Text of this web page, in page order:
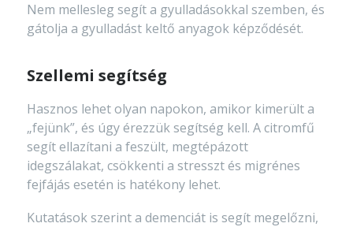
Nem mellesleg segít a gyulladásokkal szemben, és
gátolja a gyulladást keltő anyagok képződését.
Szellemi segítség
Hasznos lehet olyan napokon, amikor kimerült a
„fejünk”, és úgy érezzük segítség kell. A citromfű
segít ellazítani a feszült, megtépázott
idegszálakat, csökkenti a stresszt és migrénes
fejfájás esetén is hatékony lehet.
Kutatások szerint a demenciát is segít megelőzni,